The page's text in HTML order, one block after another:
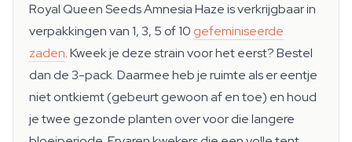
Royal Queen Seeds Amnesia Haze is verkrijgbaar in
verpakkingen van 1, 3, 5 of 10 gefeminiseerde
zaden. Kweek je deze strain voor het eerst? Bestel
dan de 3-pack. Daarmee heb je ruimte als er eentje
niet ontkiemt (gebeurt gewoon af en toe) en houd
je twee gezonde planten over voor die langere